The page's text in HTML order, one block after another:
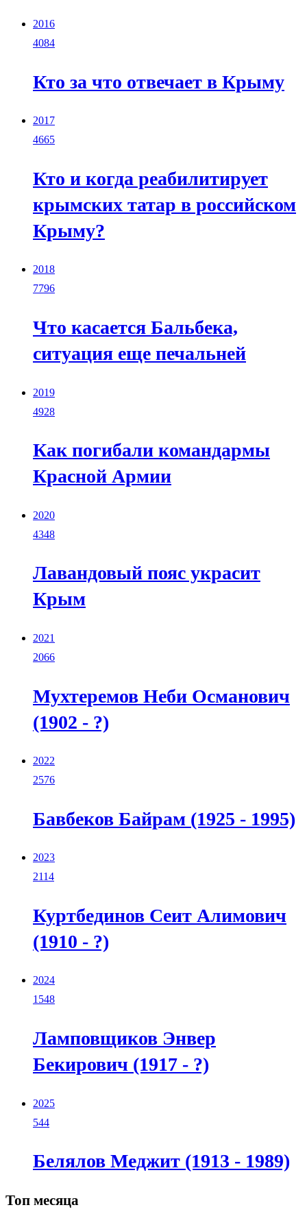
2016
4084
Кто за что отвечает в Крыму
2017
4665
Кто и когда реабилитирует
крымских татар в российском
Крыму?
2018
7796
Что касается Бальбека,
ситуация еще печальней
2019
4928
Как погибали командармы
Красной Армии
2020
4348
Лавандовый пояс украсит
Крым
2021
2066
Мухтеремов Неби Османович
(1902 - ?)
2022
2576
Бавбеков Байрам (1925 - 1995)
2023
2114
Куртбединов Сеит Алимович
(1910 - ?)
2024
1548
Ламповщиков Энвер
Бекирович (1917 - ?)
2025
544
Белялов Меджит (1913 - 1989)
Топ месяца